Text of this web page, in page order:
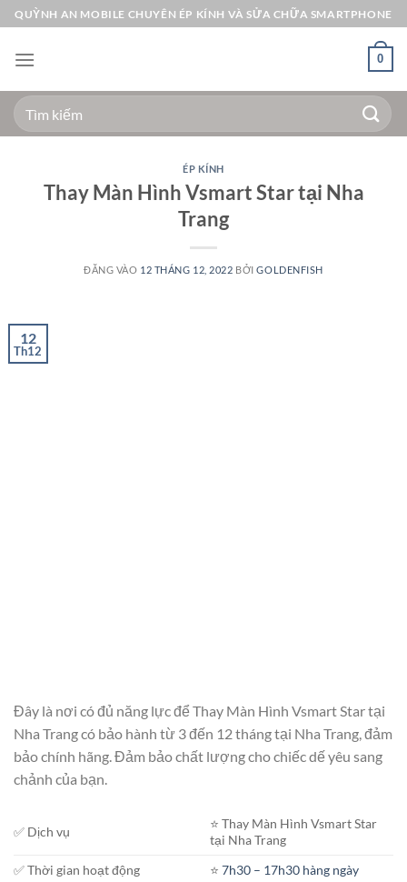
Bỏ
qua
nội
QUỲNH AN MOBILE CHUYÊN ÉP KÍNH VÀ SỬA CHỮA SMARTPHONE
0
Tìm
kiếm:
ÉP KÍNH
Thay Màn Hình Vsmart Star tại Nha
Trang
ĐĂNG VÀO 12 THÁNG 12, 2022 BỞIGOLDENFISH
12
Th12
Đây là nơi có đủ năng lực để Thay Màn Hình Vsmart Star tại
Nha Trang có bảo hành từ 3 đến 12 tháng tại Nha Trang, đảm
bảo chính hãng. Đảm bảo chất lượng cho chiếc dế yêu sang
chảnh của bạn.
✅ Dịch vụ
⭐️ Thay Màn Hình Vsmart Star
tại Nha Trang
✅ Thời gian hoạt động
⭐️7h30 – 17h30 hàng ngày